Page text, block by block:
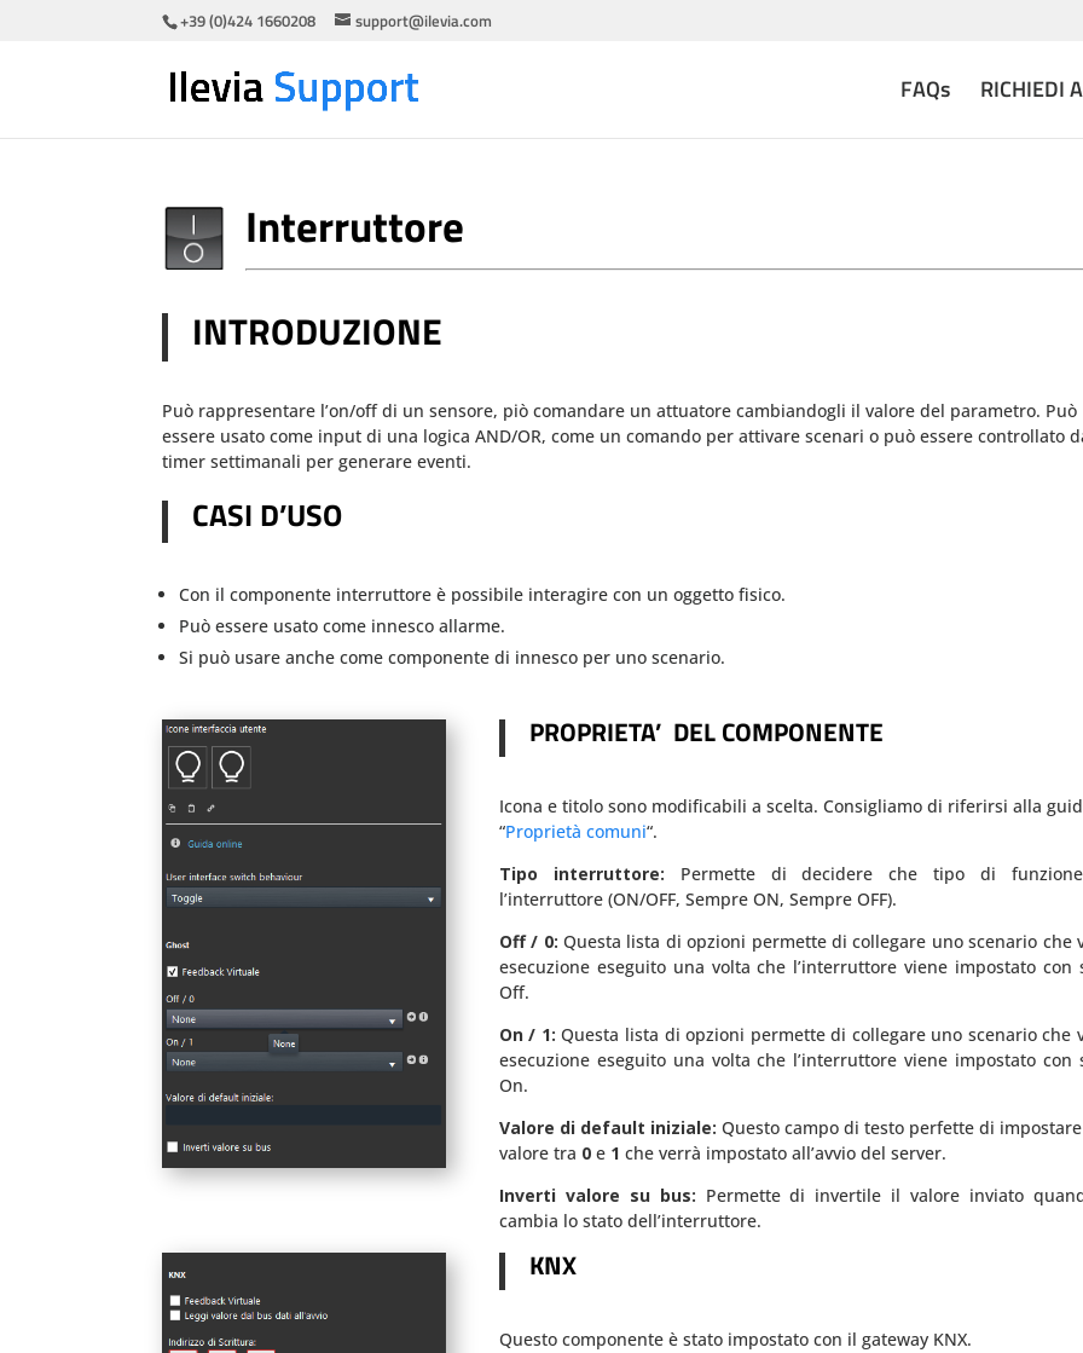
+39 (0)424 1660208 support@ilevia.com
FAQs RICHIEDI
Interruttore
INTRODUZIONE
Può rappresentare l’on/off di un sensore, piò comandare un attuatore cambiandogli il valore del parametro. Può
essere usato come input di una logica AND/OR, come un comando per attivare scenari o può essere controllato
timer settimanali per generare eventi.
CASI D’USO
Con il componente interruttore è possibile interagire con un oggetto fisico.
Può essere usato come innesco allarme.
Si può usare anche come componente di innesco per uno scenario.
PROPRIETA’ DEL COMPONENTE
Icona e titolo sono modificabili a scelta. Consigliamo di riferirsi alla
“Proprietà comuni“.
Tipo interruttore: Permette di decidere che tipo di
l’interruttore (ON/OFF, Sempre ON, Sempre OFF).
Off / 0: Questa lista di opzioni permette di collegare uno scenario che
esecuzione eseguito una volta che l’interruttore viene impostato con
Off.
On / 1: Questa lista di opzioni permette di collegare uno scenario che
esecuzione eseguito una volta che l’interruttore viene impostato con
On.
Valore di default iniziale: Questo campo di testo perfette di
valore tra 0e 1 che verrà impostato all’avvio del server.
Inverti valore su bus: Permette di invertile il valore inviato
cambia lo stato dell’interruttore.
KNX
Questo componente è stato impostato con il gateway KNX.